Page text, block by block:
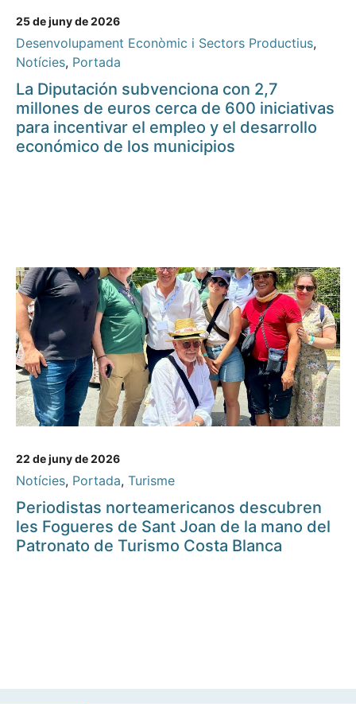
25 de juny de 2026
Desenvolupament Econòmic i Sectors Productius,
Notícies, Portada
La Diputación subvenciona con 2,7
millones de euros cerca de 600 iniciativas
para incentivar el empleo y el desarrollo
económico de los municipios
22 de juny de 2026
Notícies, Portada, Turisme
Periodistas norteamericanos descubren
les Fogueres de Sant Joan de la mano del
Patronato de Turismo Costa Blanca